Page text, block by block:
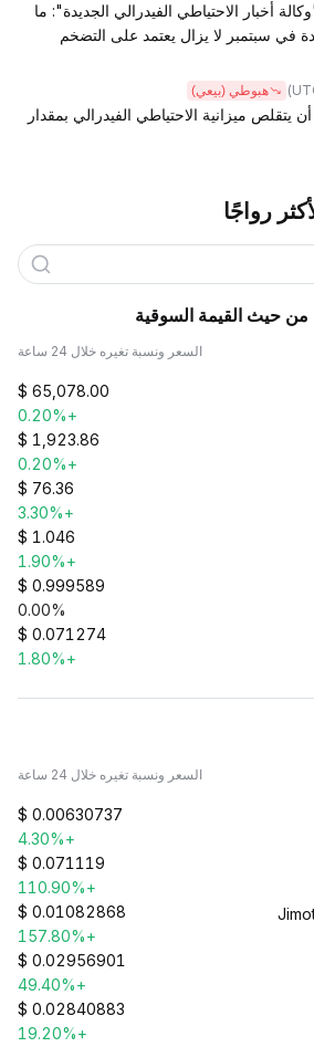
أخبار الاحتياطي الفيدرالي الجديدة": ما
في سبتمبر لا يزال يعتمد على التضخم
هبوطي (بيعي)
يتقلص ميزانية الاحتياطي الفيدرالي بمقدار
رواجًا
من حيث القيمة السوقية
السعر ونسبة تغيره خلال 24 ساعة
$ 65,078.00
+0.20%
$ 1,923.86
+0.20%
$ 76.36
+3.30%
$ 1.046
+1.90%
$ 0.999589
0.00%
$ 0.071274
+1.80%
السعر ونسبة تغيره خلال 24 ساعة
$ 0.00630737
+4.30%
$ 0.071119
+110.90%
$ 0.01082868
+157.80%
$ 0.02956901
+49.40%
$ 0.02840883
+19.20%